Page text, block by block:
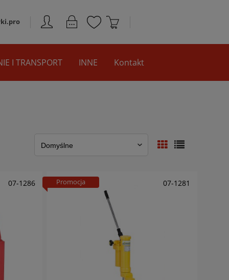
I TRANSPORT INNE Kontakt
07-1286 07-1281
Promocja